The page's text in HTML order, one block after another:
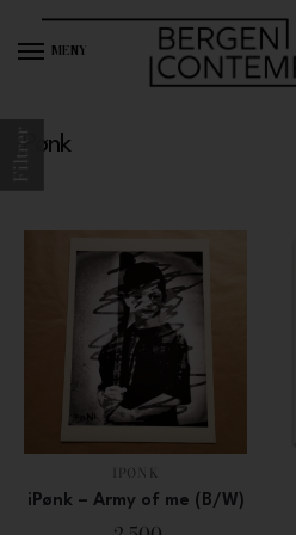
MENY
iPønk
IPØNK
iPønk – Army of me (B/W)
Filtrer